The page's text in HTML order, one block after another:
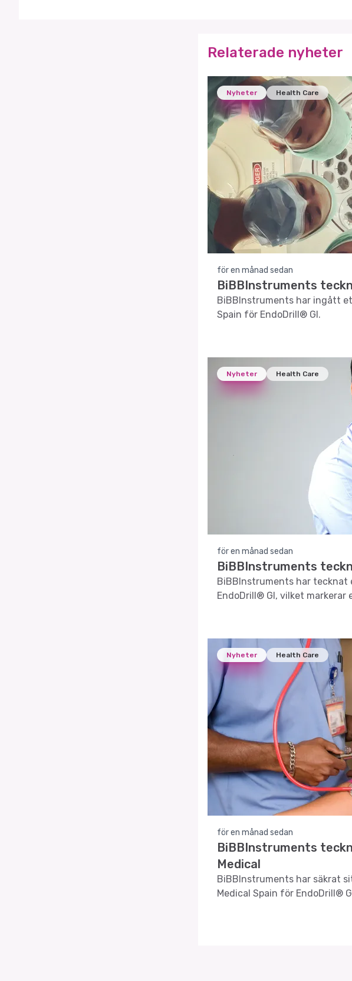
Relaterade nyheter
Nyheter Health Care
för en månad sedan
BiBBInstruments
BiBBInstruments har ingått
Spain för EndoDrill® GI.
Nyheter Health Care
för en månad sedan
BiBBInstruments
BiBBInstruments har tecknat
EndoDrill® GI, vilket
Nyheter Health Care
för en månad sedan
BiBBInstruments
Medical
BiBBInstruments har säkrat
Medical Spain för EndoDrill®